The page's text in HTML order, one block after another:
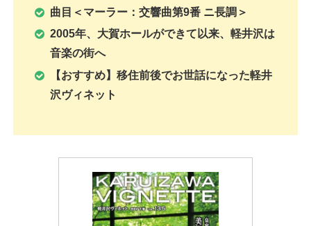
曲目＜マーラー：交響曲第9番 ニ長調＞
2005年、大賀ホールができて以来、軽井沢は
音楽の街へ
【おすすめ】移住前後でお世話になった軽井
沢ヴィネット